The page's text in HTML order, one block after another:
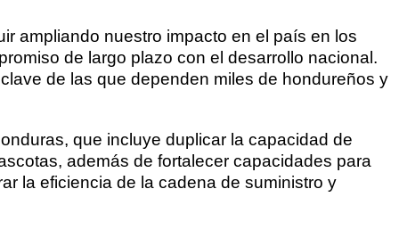
ampliando nuestro impacto en el país en los
de largo plazo con el desarrollo nacional.
de las que dependen miles de hondureños y
que incluye duplicar la capacidad de
además de fortalecer capacidades para
la eficiencia de la cadena de suministro y